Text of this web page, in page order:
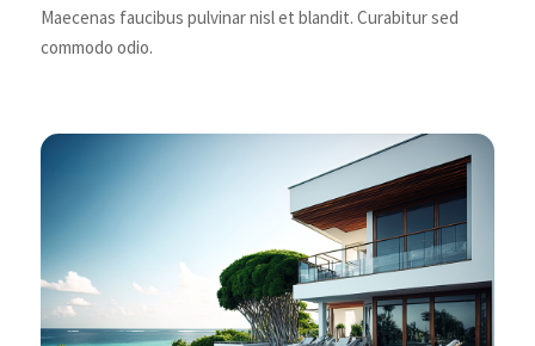
Maecenas faucibus pulvinar nisl et blandit. Curabitur sed
commodo odio.